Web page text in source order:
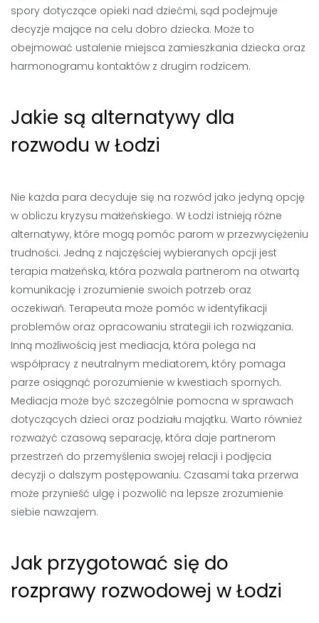
spory dotyczące opieki nad dziećmi, sąd podejmuje
decyzje mające na celu dobro dziecka. Może to
obejmować ustalenie miejsca zamieszkania dziecka oraz
harmonogramu kontaktów z drugim rodzicem.
Jakie są alternatywy dla
rozwodu w Łodzi
Nie każda para decyduje się na rozwód jako jedyną opcję
w obliczu kryzysu małżeńskiego. W Łodzi istnieją różne
alternatywy, które mogą pomóc parom w przezwyciężeniu
trudności. Jedną z najczęściej wybieranych opcji jest
terapia małżeńska, która pozwala partnerom na otwartą
komunikację i zrozumienie swoich potrzeb oraz
oczekiwań. Terapeuta może pomóc w identyfikacji
problemów oraz opracowaniu strategii ich rozwiązania.
Inną możliwością jest mediacja, która polega na
współpracy z neutralnym mediatorem, który pomaga
parze osiągnąć porozumienie w kwestiach spornych.
Mediacja może być szczególnie pomocna w sprawach
dotyczących dzieci oraz podziału majątku. Warto również
rozważyć czasową separację, która daje partnerom
przestrzeń do przemyślenia swojej relacji i podjęcia
decyzji o dalszym postępowaniu. Czasami taka przerwa
może przynieść ulgę i pozwolić na lepsze zrozumienie
siebie nawzajem.
Jak przygotować się do
rozprawy rozwodowej w Łodzi